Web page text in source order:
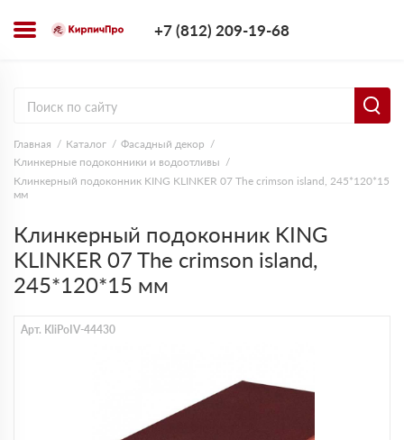
+7 (812) 209-19-68
Главная Каталог
Фасадный декор
Клинкерные подоконники и водоотливы
Клинкерный подоконник KING KLINKER 07 The crimson island, 245*120*15
мм
Клинкерный подоконник KING
KLINKER 07 The crimson island,
245*120*15 мм
Арт. KliPoIV-44430